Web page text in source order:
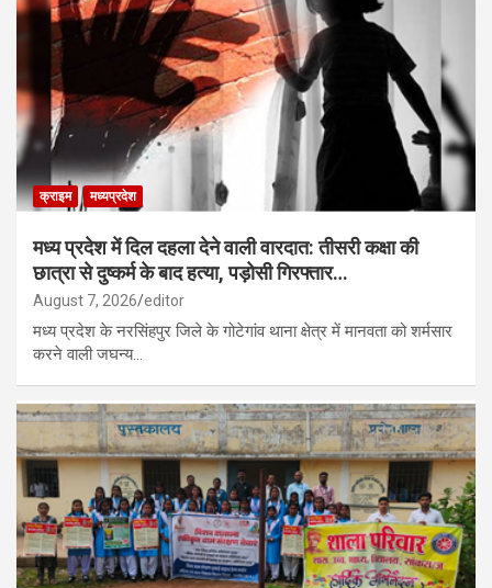
क्राइम मध्यप्रदेश
मध्य प्रदेश में दिल दहला देने वाली वारदात: तीसरी कक्षा की
छात्रा से दुष्कर्म के बाद हत्या, पड़ोसी गिरफ्तार…
August 7, 2026 editor
मध्य प्रदेश के नरसिंहपुर जिले के गोटेगांव थाना क्षेत्र में मानवता को शर्मसार
करने वाली जघन्य…